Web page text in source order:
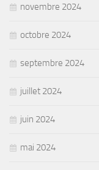
novembre 2024
octobre 2024
septembre 2024
juillet 2024
juin 2024
mai 2024